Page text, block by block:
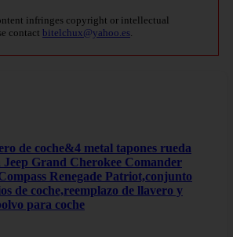
infringes copyright or intellectual
contact bitelchux@yahoo.es
de coche&4 metal tapones rueda
Jeep Grand Cherokee Comander
Renegade Patriot,conjunto
de coche,reemplazo de llavero y
para coche